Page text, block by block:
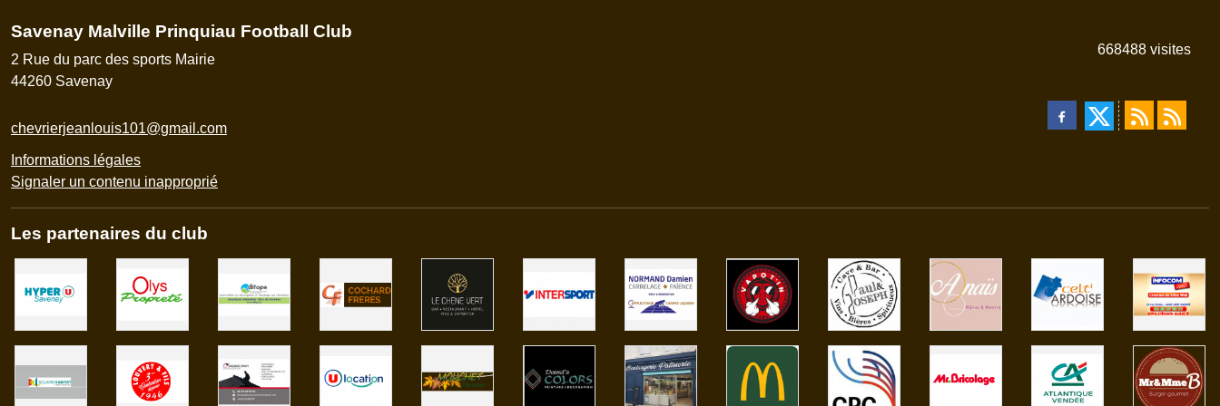
Savenay Malville Prinquiau Football Club
2 Rue du parc des sports Mairie
44260 Savenay
chevrierjeanlouis101@gmail.com
Informations légales
Signaler un contenu inapproprié
668488 visites
Les partenaires du club